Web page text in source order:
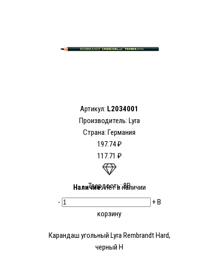
Артикул: L2034001
Производитель: Lyra
Страна: Германия
197.74 ₽
117.71 ₽
Твердость: 8В
Наличие:Нет в наличии
-
+В
корзину
Карандаш угольный Lyra Rembrandt Hard,
черный H